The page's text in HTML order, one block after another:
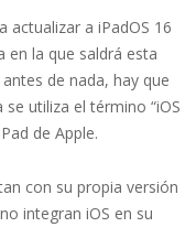
actualizar a iPadOS 16
en la que saldrá esta
de nada, hay que
utiliza el término “iOS
de Apple.
con su propia versión
integran iOS en su